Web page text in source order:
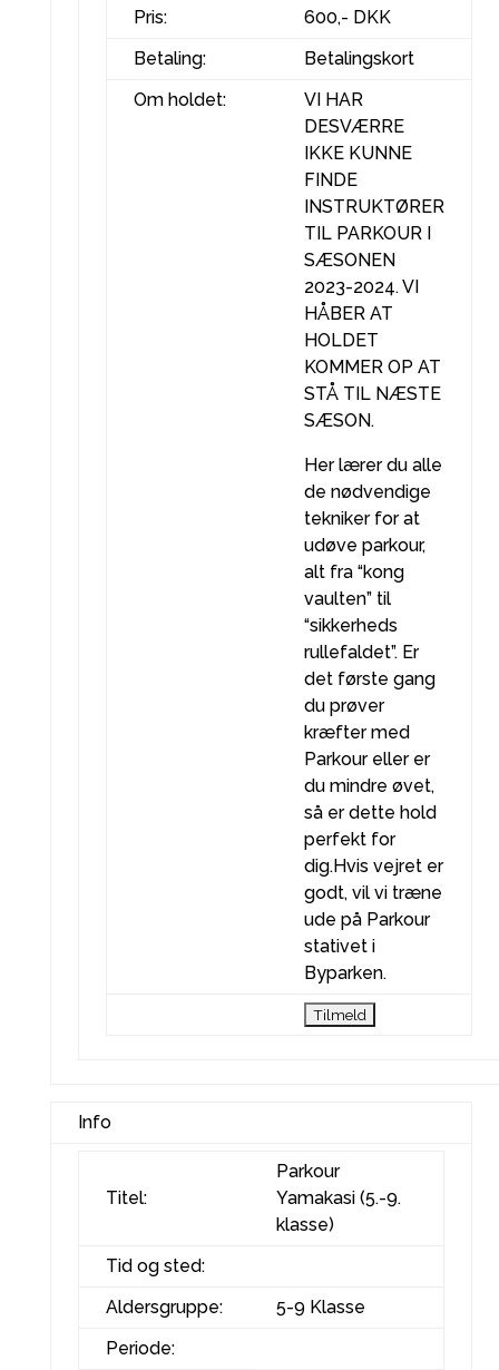
Pris:
600,- DKK
Betaling:
Betalingskort
Om holdet:
VI HAR
DESVÆRRE
IKKE KUNNE
FINDE
INSTRUKTØRER
TIL PARKOUR I
SÆSONEN
2023-2024. VI
HÅBER AT
HOLDET
KOMMER OP AT
STÅ TIL NÆSTE
SÆSON.
Her lærer du alle
de nødvendige
tekniker for at
udøve parkour,
alt fra “kong
vaulten” til
“sikkerheds
rullefaldet”. Er
det første gang
du prøver
kræfter med
Parkour eller er
du mindre øvet,
så er dette hold
perfekt for
dig.Hvis vejret er
godt, vil vi træne
ude på Parkour
stativet i
Byparken.
Info
Titel:
Parkour
Yamakasi (5.-9.
klasse)
Tid og sted:
Aldersgruppe:
5-9 Klasse
Periode: